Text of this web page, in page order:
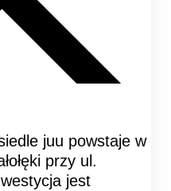
juu powstaje w
przy ul.
jest